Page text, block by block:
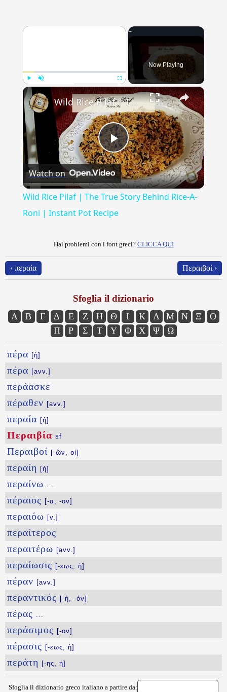
×
Play Fullscreen
Now Playing
×
Play
Video
Wild Rice Pilaf | The True Story Behind Rice-A-Roni | Instant Pot Recipe
Watch on
Wild Rice Pilaf | The True Story Behind Rice-A-
Roni | Instant Pot Recipe
Hai problemi con i font greci? CLICCA QUI
‹ περαία Περαιβοί ›
Sfoglia il dizionario
Α Β Γ Δ Ε Ζ Η Θ Ι Κ Λ Μ Ν Ξ
Ο
Π
Ρ Σ Τ Υ Φ Χ Ψ Ω
πέρα [ἡ]
πέρα [avv.]
περάασκε
πέραθεν [avv.]
περαία [ἡ]
Περαιβία sf
Περαιβοί [-ῶν, οἱ]
περαίη [ἡ]
περαίνω ...
πέραιος [-α, -ον]
περαιόω [v.]
περαίτερος
περαιτέρω [avv.]
περαίωσις [-εως, ἡ]
πέραν [avv.]
περαντικός [-ή, -όν]
πέρας ...
περάσιμος [-ον]
πέρασις [-εως, ἡ]
περάτη [-ης, ἡ]
Sfoglia il dizionario greco italiano a partire da: